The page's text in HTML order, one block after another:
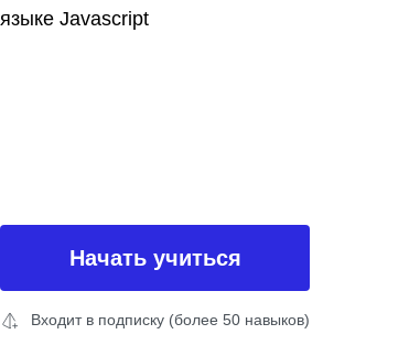
языке Javascript
Начать учиться
Входит в подписку (более 50 навыков)